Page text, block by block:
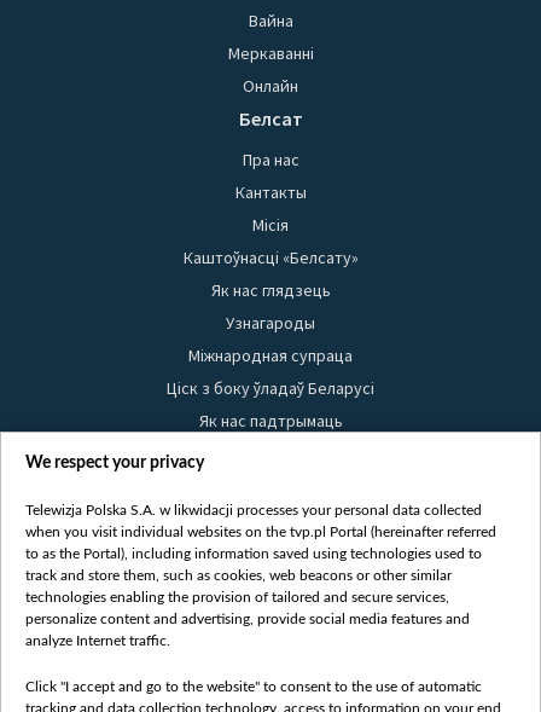
Вайна
Меркаванні
Онлайн
Белсат
Пра нас
Кантакты
Місія
Каштоўнасці «Белсату»
Як нас глядзець
Узнагароды
Міжнародная супраца
Ціск з боку ўладаў Беларусі
Як нас падтрымаць
Правілы выкарыстання матэрыялаў
Бяспека
Youtube
Белсат news
Белсат Shorts
Жэстачайшы мульт
We respect your privacy
Telewizja Polska S.A. w likwidacji processes your personal data collected
when you visit individual websites on the tvp.pl Portal (hereinafter referred
to as the Portal), including information saved using technologies used to
track and store them, such as cookies, web beacons or other similar
technologies enabling the provision of tailored and secure services,
personalize content and advertising, provide social media features and
analyze Internet traffic.
Click "I accept and go to the website" to consent to the use of automatic
tracking and data collection technology, access to information on your end